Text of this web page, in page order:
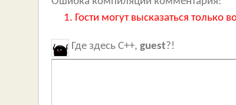
Гости могут высказаться только
Где здесь C++, guest?!